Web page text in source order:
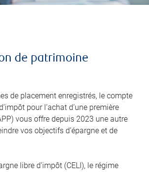
de patrimoine
de placement enregistrés, le compte
pour l’achat d’une première
vous offre depuis 2023 une autre
vos objectifs d’épargne et de
libre d’impôt (CELI), le régime